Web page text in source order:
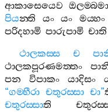
ආකාසෙයෙව
පියන‍්ති යං යං මය‍්හං
පරිදහාමි පාරුපාමි චාති
ථාලකස‍්ස
ච
ථාලකපූරණමත‍්තං
පන
විපාකං යාදිසං
“ගම‍්භීරා චතුරස‍්සා චා”
චතුරස‍්සාති